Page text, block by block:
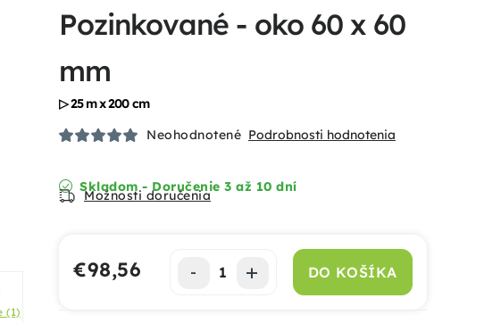
Pozinkované - oko 60 x 60
mm
▷ 25 m x 200 cm
Neohodnotené Podrobnosti hodnotenia
Skladom - Doručenie 3 až 10 dní
Možnosti doručenia
€98,56 DO KOŠÍKA
(1)